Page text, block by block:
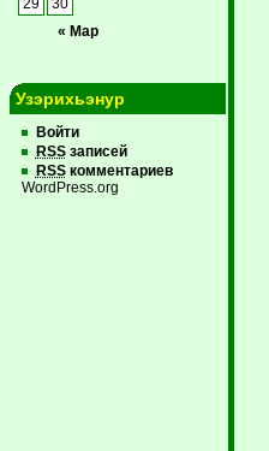
« Мар
29
30
Узэрихьэнур
Войти
RSSзаписей
RSSкомментариев
WordPress.org